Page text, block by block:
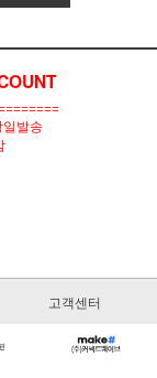
발송
고객센터